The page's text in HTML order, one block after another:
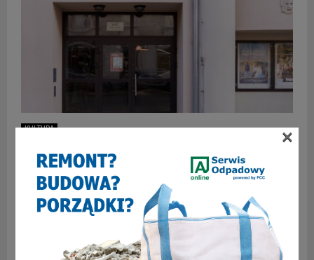
KULTURA
Nowy szyld na budynku Kina Roma w
Zabrzu. Podświetlenie już niebawem…
Na elewacji Kina Roma w Zabrzu pojawił się nowy szyld. To
kolejny etap modernizacji obiektu, który od lat jest ważnym
punktem na kulturalnej mapie miasta....
×